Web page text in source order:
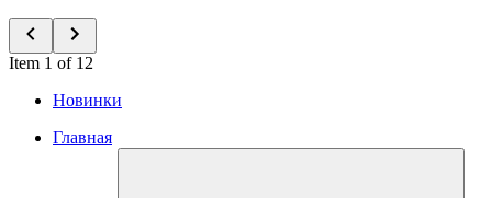
Item 1 of 12
Новинки
Главная